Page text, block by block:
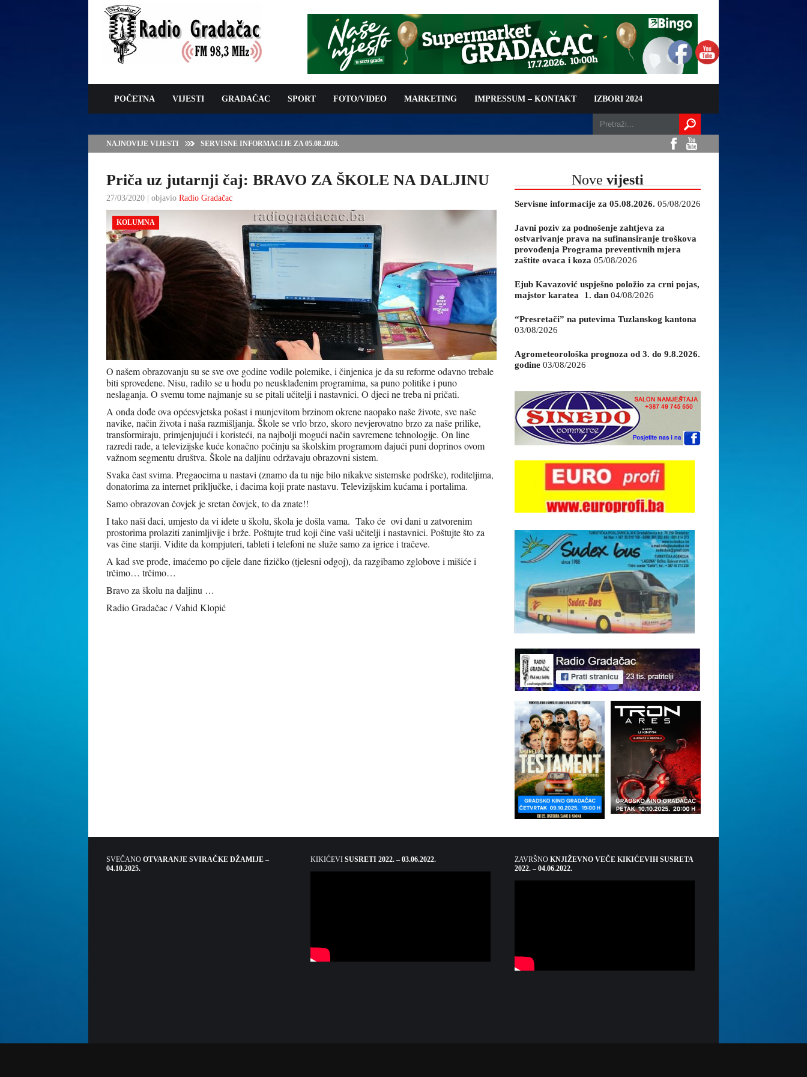
POČETNA VIJESTI GRADAČAC SPORT FOTO/VIDEO MARKETING IMPRESSUM – KONTAKT IZBORI 2024
NAJNOVIJE VIJESTI
JAVNI POZIV ZA PODNOŠENJE ZAHTJEVA ZA OSTVARIVANJE PRAVA NA
SUFINANSIRANJE TROŠKOVA PROVOĐENJA PROGRAMA PREVENTIVNIH MJERA
Priča uz jutarnji čaj: BRAVO ZA ŠKOLE NA DALJINU
27/03/2020 | objavio Radio Gradačac
KOLUMNA
O našem obrazovanju su se sve ove godine vodile polemike, i činjenica je da su reforme odavno trebale
biti sprovedene. Nisu, radilo se u hodu po neusklađenim programima, sa puno politike i puno
neslaganja. O svemu tome najmanje su se pitali učitelji i nastavnici. O djeci ne treba ni pričati.
A onda dođe ova općesvjetska pošast i munjevitom brzinom okrene naopako naše živote, sve naše
navike, način života i naša razmišljanja. Škole se vrlo brzo, skoro nevjerovatno brzo za naše prilike,
transformiraju, primjenjujući i koristeći, na najbolji mogući način savremene tehnologije. On line
razredi rade, a televizijske kuće konačno počinju sa školskim programom dajući puni doprinos ovom
važnom segmentu društva. Škole na daljinu održavaju obrazovni sistem.
Svaka čast svima. Pregaocima u nastavi (znamo da tu nije bilo nikakve sistemske podrške), roditeljima,
donatorima za internet priključke, i đacima koji prate nastavu. Televizijskim kućama i portalima.
Samo obrazovan čovjek je sretan čovjek, to da znate!!
I tako naši đaci, umjesto da vi idete u školu, škola je došla vama. Tako će ovi dani u zatvorenim
prostorima prolaziti zanimljivije i brže. Poštujte trud koji čine vaši učitelji i nastavnici. Poštujte što za
vas čine stariji. Vidite da kompjuteri, tableti i telefoni ne služe samo za igrice i tračeve.
A kad sve prođe, imaćemo po cijele dane fizičko (tjelesni odgoj), da razgibamo zglobove i mišiće i
trčimo… trčimo…
Bravo za školu na daljinu …
Radio Gradačac / Vahid Klopić
Nove vijesti
Servisne informacije za 05.08.2026. 05/08/2026
Javni poziv za podnošenje zahtjeva za
ostvarivanje prava na sufinansiranje troškova
provođenja Programa preventivnih mjera
zaštite ovaca i koza 05/08/2026
Ejub Kavazović uspješno položio za crni pojas,
majstor karatea 1. dan 04/08/2026
“Presretači” na putevima Tuzlanskog kantona
03/08/2026
Agrometeorološka prognoza od 3. do 9.8.2026.
godine 03/08/2026
SVEČANO OTVARANJE SVIRAČKE DŽAMIJE –
04.10.2025.
KIKIĆEVI SUSRETI 2022. – 03.06.2022. ZAVRŠNO KNJIŽEVNO VEČE KIKIĆEVIH SUSRETA
2022. – 04.06.2022.